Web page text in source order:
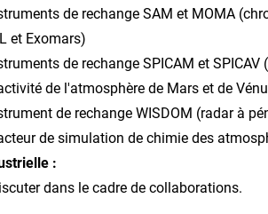
de rechange SAM et MOMA
et Exomars)
de rechange SPICAM et
de l'atmosphère de Mars et de
de rechange WISDOM (radar à
de simulation de chimie des
:
dans le cadre de collaborations.